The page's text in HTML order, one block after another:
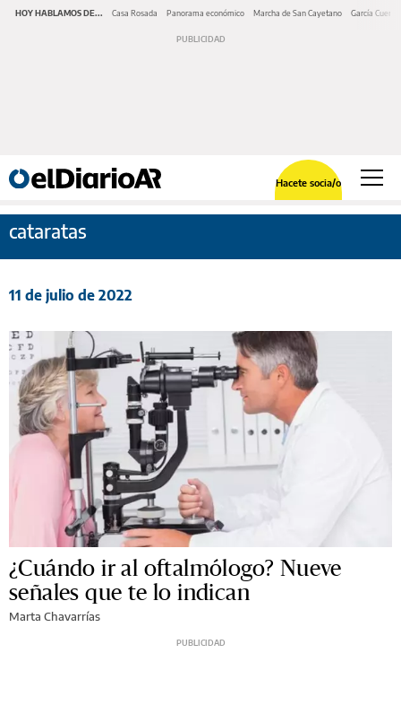
HOY HABLAMOS DE... Casa Rosada Panorama económico Marcha de San Cayetano García Cuerva
Hacete socia/o
cataratas
11 de julio de 2022
¿Cuándo ir al oftalmólogo? Nueve
señales que te lo indican
Marta Chavarrías